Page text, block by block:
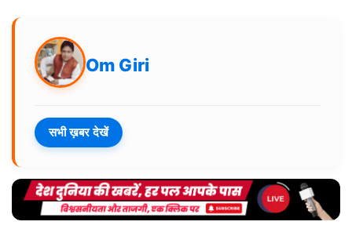
Om Giri
सभी ख़बर देखें